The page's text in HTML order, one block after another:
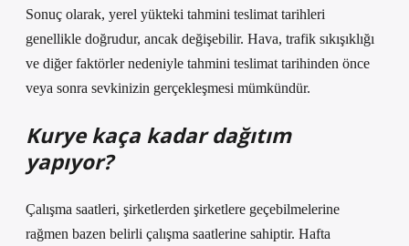
Sonuç olarak, yerel yükteki tahmini teslimat tarihleri ​​
genellikle doğrudur, ancak değişebilir. Hava, trafik sıkışıklığı
ve diğer faktörler nedeniyle tahmini teslimat tarihinden önce
veya sonra sevkinizin gerçekleşmesi mümkündür.
Kurye kaça kadar dağıtım
yapıyor?
Çalışma saatleri, şirketlerden şirketlere geçebilmelerine
rağmen bazen belirli çalışma saatlerine sahiptir. Hafta